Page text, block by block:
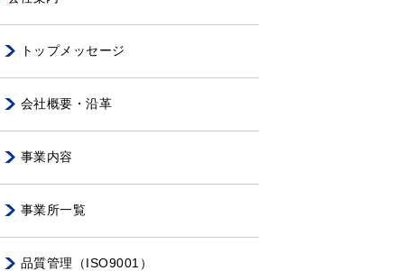
トップメッセージ
会社概要・沿革
事業内容
事業所一覧
品質管理（ISO9001）